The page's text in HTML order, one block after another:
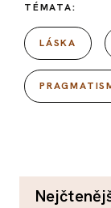
TÉMATA:
LÁSKA